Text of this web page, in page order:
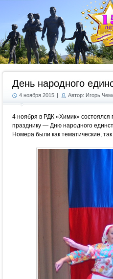
День народного
4 ноября 2015 | Автор: Игорь
4 ноября в РДК «Химик»
празднику — Дню народного
Номера были как тематические,